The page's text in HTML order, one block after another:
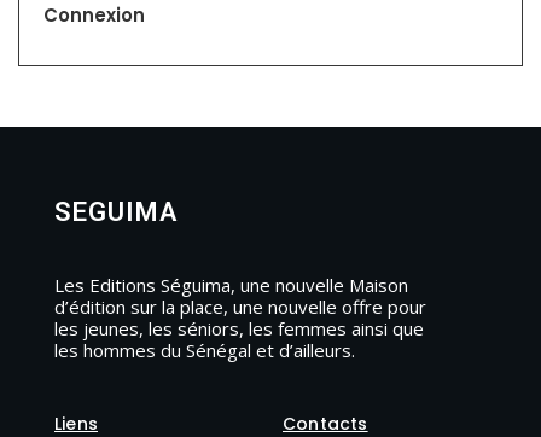
Connexion
SEGUIMA
Les Editions Séguima, une nouvelle Maison
d’édition sur la place, une nouvelle offre pour
les jeunes, les séniors, les femmes ainsi que
les hommes du Sénégal et d’ailleurs.
Liens
Contacts